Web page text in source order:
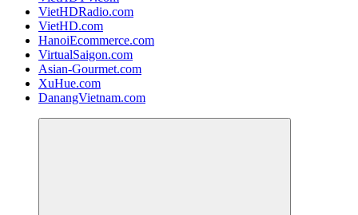
VietHDRadio.com
VietHD.com
HanoiEcommerce.com
VirtualSaigon.com
Asian-Gourmet.com
XuHue.com
DanangVietnam.com